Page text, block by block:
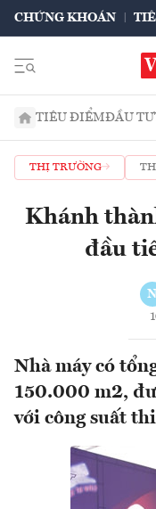
CHỨNG KHOÁN
TIÊU ĐIỂMĐẦU TƯ
THỊ TRƯỜNG
Khánh
đầu
N
Nhà máy có
150.000 m2,
với công suất